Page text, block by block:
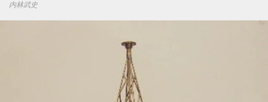
内林武史